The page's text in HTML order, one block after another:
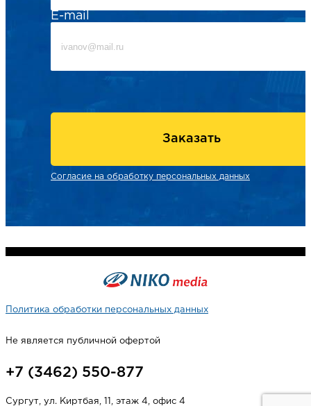
E-mail
Заказать
Согласие на обработку персональных данных
Политика обработки персональных данных
Не является публичной офертой
+7 (3462) 550-877
Сургут, ул. Киртбая, 11, этаж 4, офис 4